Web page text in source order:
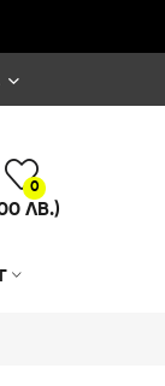
0
ЛВ.)